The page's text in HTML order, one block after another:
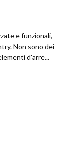
e funzionali,
Non sono dei
d'arre...